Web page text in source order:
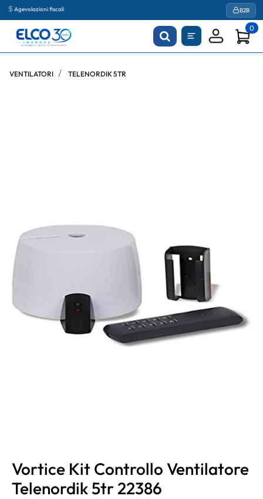
Agevolazioni fiscali B2B
0
VENTILATORI TELENORDIK 5TR
Vortice Kit Controllo Ventilatore
Telenordik 5tr 22386